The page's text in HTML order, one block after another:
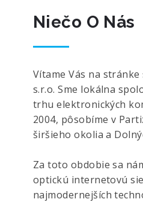
Niečo O Nás
Vítame Vás na
s.r.o. Sme lokálna
trhu elektronických
2004, pôsobíme v
širšieho okolia a
Za toto obdobie sa
optickú internetovú
najmodernejších